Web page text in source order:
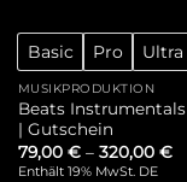
Basic Pro Ultra
MUSIKPRODUKTION
Beats Instrumentals
| Gutschein
79,00 € – 320,00 €
Enthält 19% MwSt. DE